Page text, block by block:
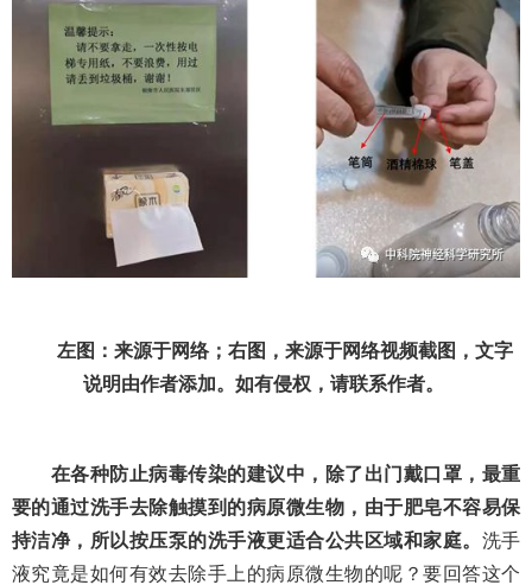
左图：来源于网络；右图，来源于网络视频截图，文字
说明由作者添加。如有侵权，请联系作者。
在各种防止病毒传染的建议中，除了出门戴口罩，最重
要的通过洗手去除触摸到的病原微生物，由于肥皂不容易保
持洁净，所以按压泵的洗手液更适合公共区域和家庭。 洗手
液究竟是如何有效去除手上的病原微生物的呢？要回答这个